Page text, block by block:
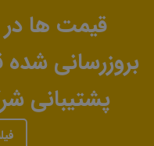
بروزرسانی
پشتیبانی